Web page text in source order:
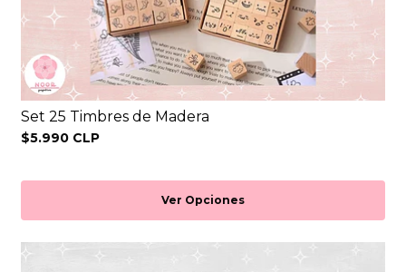
Set 25 Timbres de Madera
$5.990 CLP
Ver Opciones